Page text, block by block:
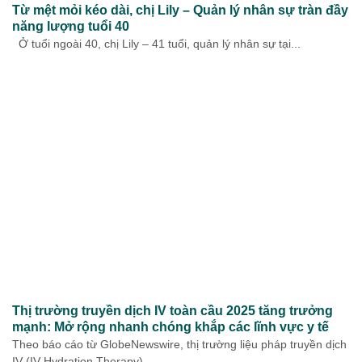
Từ mệt mỏi kéo dài, chị Lily – Quản lý nhân sự tràn đầy
năng lượng tuổi 40
Ở tuổi ngoài 40, chị Lily – 41 tuổi, quản lý nhân sự tại...
Thị trường truyền dịch IV toàn cầu 2025 tăng trưởng
mạnh: Mở rộng nhanh chóng khắp các lĩnh vực y tế
Theo báo cáo từ GlobeNewswire, thị trường liệu pháp truyền dịch